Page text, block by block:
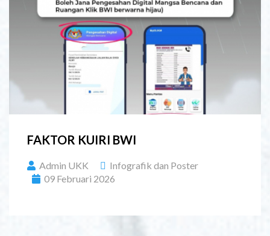
FAKTOR KUIRI BWI
Admin UKK
Infografik dan Poster
09 Februari 2026